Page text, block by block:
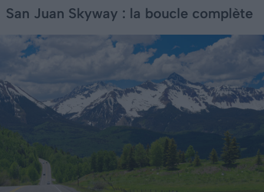
San Juan Skyway : la boucle complète